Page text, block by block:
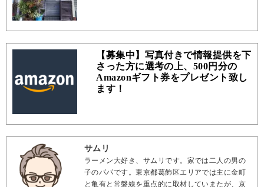
【募集中】写真付きで情報提供を下
さった方に選考の上、500円分の
Amazonギフト券をプレゼント致し
ます！
サムリ
ラーメン大好き、サムリです。家では二人の男の
子のパパです。東京都葛飾区エリアでは主に金町
と亀有と常磐線を重点的に取材していまたが、京